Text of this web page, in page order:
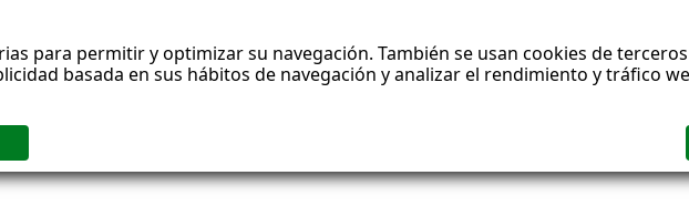
para permitir y optimizar su navegación. También se usan cookies de
basada en sus hábitos de navegación y analizar el rendimiento y tráfico